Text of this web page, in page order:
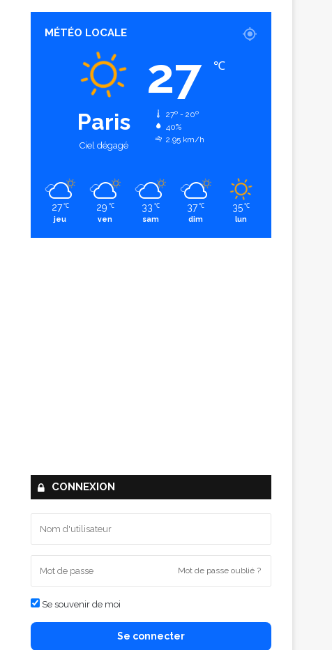
MÉTÉO LOCALE
Paris
Ciel dégagé
27 ℃
27º - 20º
40%
2.95 km/h
27 ℃
jeu
29 ℃
ven
33 ℃
sam
37 ℃
dim
35 ℃
lun
CONNEXION
Mot de passe oublié ?
Se souvenir de moi
Se connecter